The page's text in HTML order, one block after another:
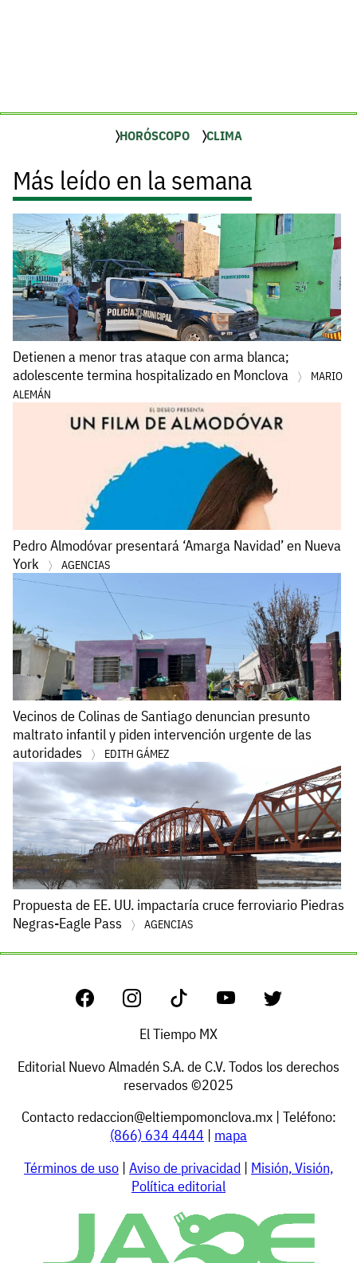
HORÓSCOPO CLIMA
Más leído en la semana
Detienen a menor tras ataque con arma blanca;
adolescente termina hospitalizado en Monclova
MARIO
ALEMÁN
Pedro Almodóvar presentará ‘Amarga Navidad’ en Nueva
York
AGENCIAS
Vecinos de Colinas de Santiago denuncian presunto
maltrato infantil y piden intervención urgente de las
autoridades
EDITH GÁMEZ
Propuesta de EE. UU. impactaría cruce ferroviario Piedras
Negras-Eagle Pass
AGENCIAS
El Tiempo MX
Editorial Nuevo Almadén S.A. de C.V. Todos los derechos
reservados ©2025
Contacto redaccion@eltiempomonclova.mx| Teléfono:
(866) 634 4444 | mapa
Términos de uso | Aviso de privacidad | Misión, Visión,
Política editorial